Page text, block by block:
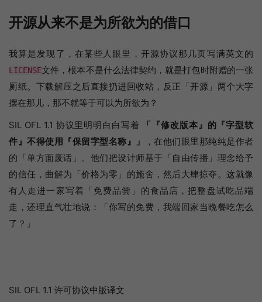
开源从来不是为所欲为的借口
我算是发现了，在某些人眼里，开源协议那几页写满英文的
LICENSE文件，根本不是什么法律契约，就是打包时附赠的一张
厕纸。下载解压之后直接扔进回收站，反正「开源」两个大字
摆在那儿，那不就等于可以为所欲为？
SIL OFL 1.1 协议里明明白白写着
「『修改版本』的『字型软
件』不得使用『保留字型名称』」
，在他们眼里那纯纯是作者
的「单方面废话」。他们把设计师基于「自由传播」理念给予
的信任，曲解为「价格为零」的施舍，然后大肆掠夺。这就像
有人走进一家写着「免费品尝」的食品店，把整盘试吃品端
走，还理直气壮地说：「你写的免费，我端回家当晚餐吃怎么
了？」
SIL OFL 1.1 许可协议中版译文